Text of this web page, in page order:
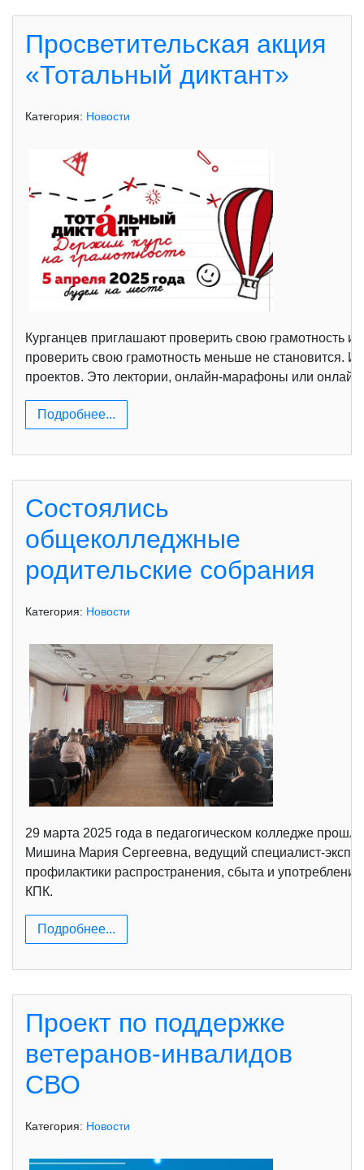
Просветительская акция
«Тотальный диктант»
Категория: Новости
Курганцев приглашают проверить свою грамотность
проверить свою грамотность меньше не становится. И
проектов. Это лектории, онлайн-марафоны или
Подробнее...
Состоялись
общеколледжные
родительские собрания
Категория: Новости
29 марта 2025 года в педагогическом колледже
Мишина Мария Сергеевна, ведущий специалист-
профилактики распространения, сбыта и
КПК.
Подробнее...
Проект по поддержке
ветеранов-инвалидов
СВО
Категория: Новости